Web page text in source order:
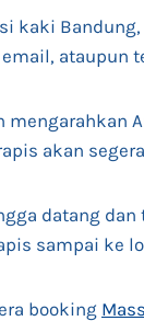
kaki
ataupun
mengarahkan
akan
datang
sampai ke
booking